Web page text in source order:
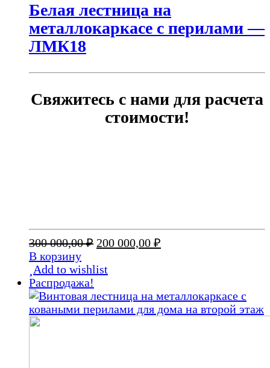
Белая лестница на
металлокаркасе с перилами —
ЛМК18
Свяжитесь с нами для расчета
стоимости!
300 000,00₽ Первоначальная
составляла
000,00 ₽.
200 000,00 ₽
В корзину
Add to wishlist
Распродажа!